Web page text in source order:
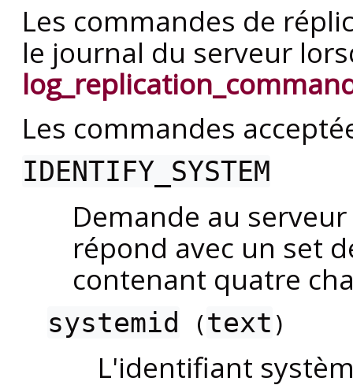
Les commandes de
le journal du serveur
Les commandes
IDENTIFY_SYSTEM
Demande au
répond avec un set
contenant quatre
systemid (text )
L'identifiant